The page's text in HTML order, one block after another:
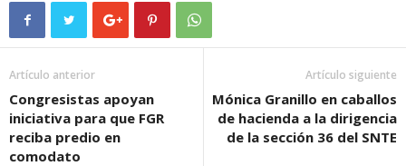
Artículo anterior
Congresistas apoyan
iniciativa para que FGR
reciba predio en
comodato
Artículo siguiente
Mónica Granillo en caballos
de hacienda a la dirigencia
de la sección 36 del SNTE